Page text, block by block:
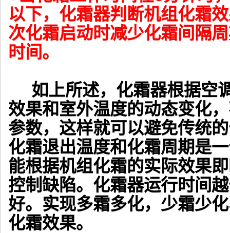
以下，化霜器判断机组化霜
次化霜启动时减少化霜间隔
时间。
如上所述，化霜器根据空
效果和室外温度的动态变化
参数，这样就可以避免传统
化霜退出温度和化霜周期是
能根据机组化霜的实际效果
控制缺陷。化霜器运行时间
好。实现多霜多化，少霜少
化霜效果。